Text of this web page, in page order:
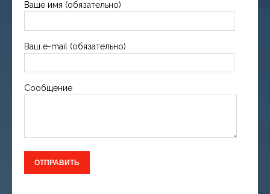
Ваше имя (обязательно)
Ваш e-mail (обязательно)
Сообщение